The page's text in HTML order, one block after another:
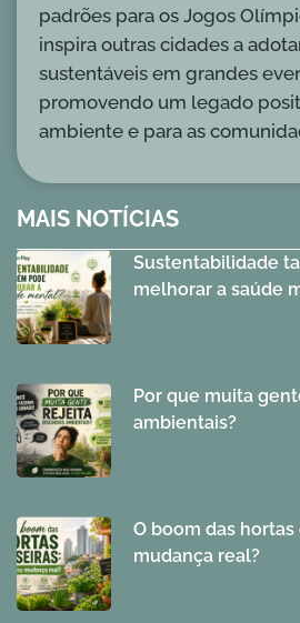
MAIS NOTÍCIAS
Sustentabilidade
melhorar a saúde
Por que muita
ambientais?
O boom das
mudança real?
padrões para os Jogos
inspira outras cidades a
sustentáveis em grandes
promovendo um legado
ambiente e para as